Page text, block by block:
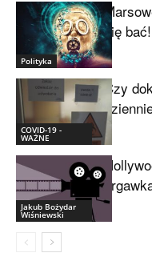
Polityka
się
COVID-19 -
WAŻNE
Czy
Jakub Bożydar
Wiśniewski